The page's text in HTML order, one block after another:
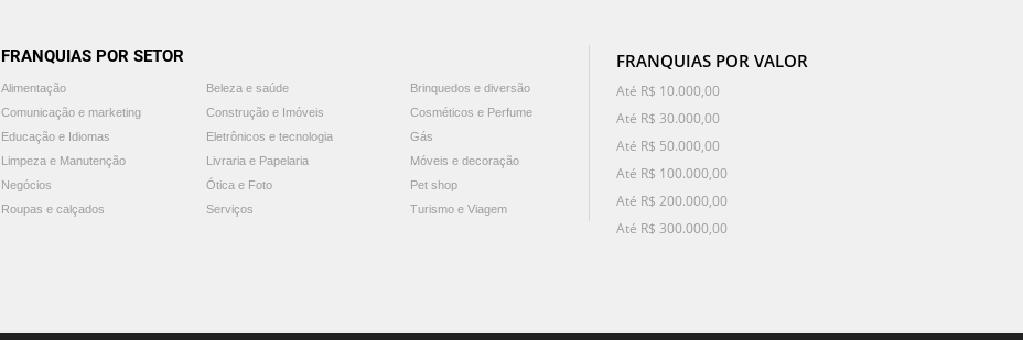
FRANQUIAS POR SETOR
Alimentação Beleza e saúde
Brinquedos e diversão
Comunicação e marketing
Construção e Imóveis
Cosméticos e Perfume
Educação e Idiomas
Eletrônicos e tecnologia
Gás
Limpeza e Manutenção
Livraria e Papelaria
Móveis e decoração
Negócios
Ótica e Foto
Pet shop
Roupas e calçados
Serviços Turismo e Viagem
FRANQUIAS POR VALOR
Até R$ 10.000,00
Até R$ 30.000,00
Até R$ 50.000,00
Até R$ 100.000,00
Até R$ 200.000,00
Até R$ 300.000,00